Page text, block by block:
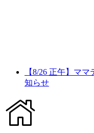
【8/26 正午】マ
知らせ